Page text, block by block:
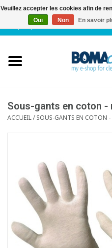
FR|
Service client
Sous-gants en coton -
ACCUEIL/SOUS-GANTS EN COTON
Veuillez accepter les cookies afin de
Oui
Non En savoir